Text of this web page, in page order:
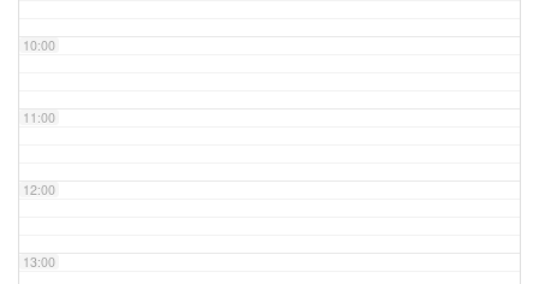
10:00
11:00
12:00
13:00